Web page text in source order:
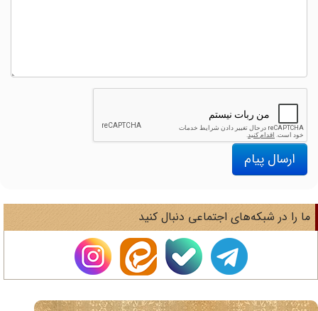
ارسال پیام
را در شبکه‌های اجتماعی دنبال کنید